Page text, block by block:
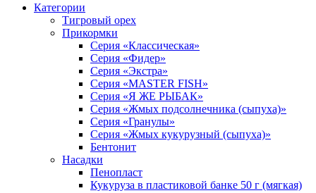
Категории
Тигровый орех
Прикормки
Серия «Классическая»
Серия «Фидер»
Серия «Экстра»
Серия «MASTER FISH»
Серия «Я ЖЕ РЫБАК»
Серия «Жмых подсолнечника (сыпуха)»
Cерия «Гранулы»
Серия «Жмых кукурузный (сыпуха)»
Бентонит
Насадки
Пенопласт
Кукуруза в пластиковой банке 50 г (мягкая)